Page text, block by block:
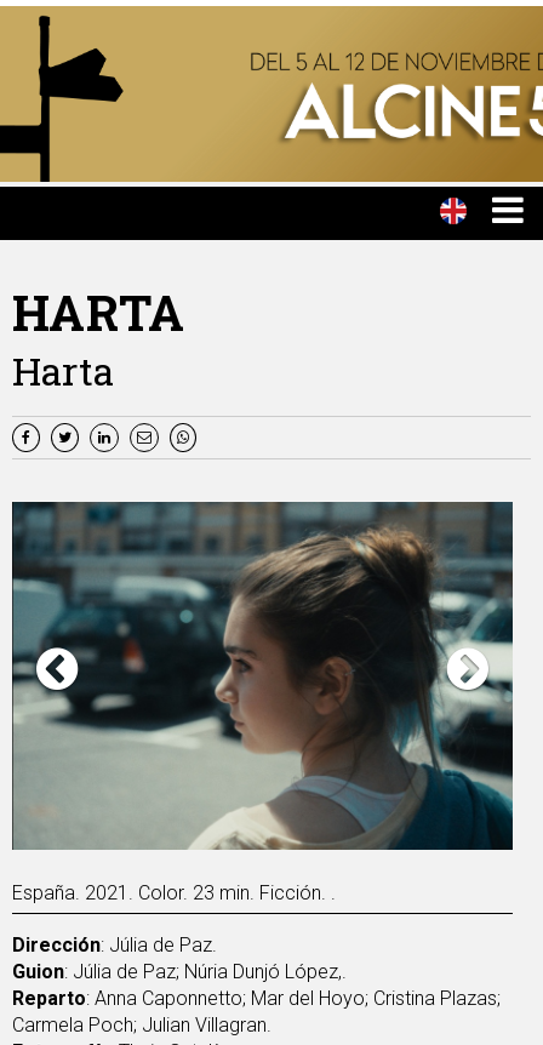
HARTA
Harta
España. 2021. Color. 23 min. Ficción. .
Dirección: Júlia de Paz.
Guion: Júlia de Paz; Núria Dunjó López,.
Reparto: Anna Caponnetto; Mar del Hoyo; Cristina Plazas;
Carmela Poch; Julian Villagran.